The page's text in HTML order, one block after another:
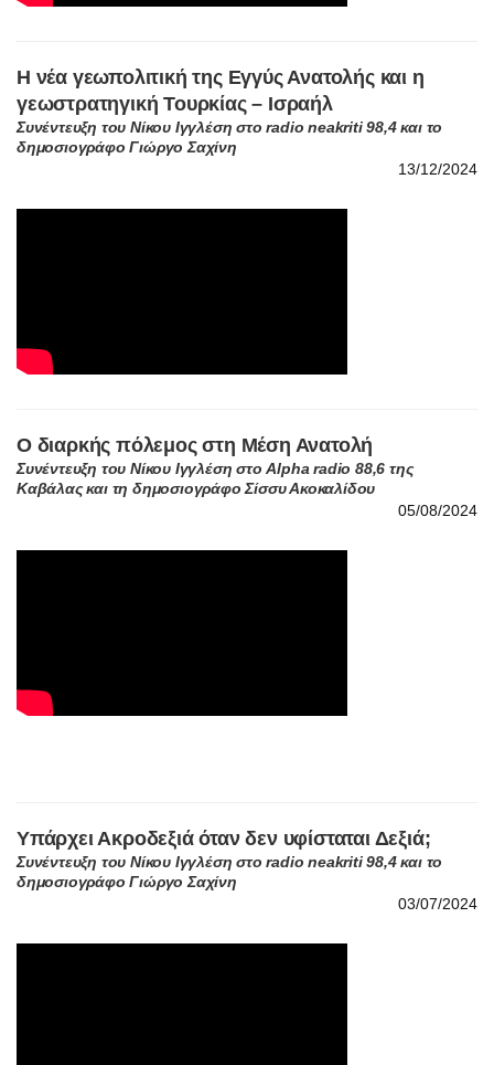
Υπάρχει Ακροδεξιά όταν δεν υφίσταται Δεξιά;
Συνέντευξη του Νίκου Ιγγλέση στο radio neakriti 98,4 και το